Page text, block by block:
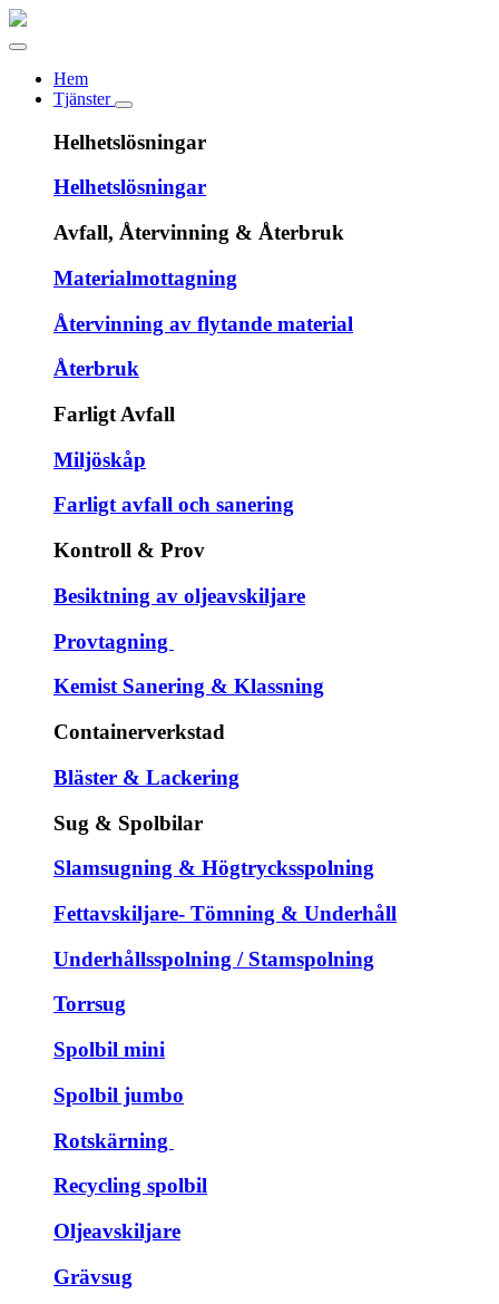
Hem
Tjänster
Helhetslösningar
Helhetslösningar
Avfall, Återvinning & Återbruk
Materialmottagning
Återvinning av flytande material
Återbruk
Farligt Avfall
Miljöskåp
Farligt avfall och sanering
Kontroll & Prov
Besiktning av oljeavskiljare
Provtagning
Kemist Sanering & Klassning
Containerverkstad
Bläster & Lackering
Sug & Spolbilar
Slamsugning & Högtrycksspolning
Fettavskiljare- Tömning & Underhåll
Underhållsspolning / Stamspolning
Torrsug
Spolbil mini
Spolbil jumbo
Rotskärning
Recycling spolbil
Oljeavskiljare
Grävsug